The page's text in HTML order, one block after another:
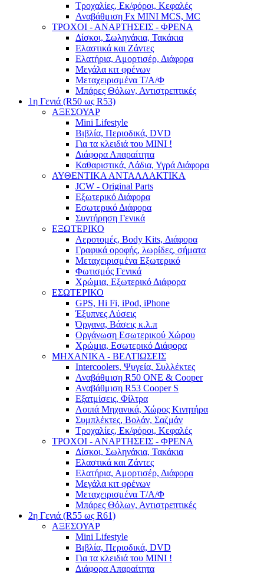
Τροχαλίες, Εκ/φόροι, Κεφαλές
Αναβάθμιση Fx MINI MCS, MC
ΤΡΟΧΟΙ - ΑΝΑΡΤΗΣΕΙΣ - ΦΡΕΝΑ
Δίσκοι, Σωληνάκια, Τακάκια
Ελαστικά και Ζάντες
Ελατήρια, Αμορτισέρ, Διάφορα
Μεγάλα κιτ φρένων
Μεταχειρισμένα Τ/Α/Φ
Μπάρες Θόλων, Αντιστρεπτικές
1η Γενιά (R50 ως R53)
ΑΞΕΣΟΥΑΡ
Mini Lifestyle
Βιβλία, Περιοδικά, DVD
Για τα κλειδιά του MINI !
Διάφορα Απαραίτητα
Καθαριστικά, Λάδια, Υγρά Διάφορα
ΑΥΘΕΝΤΙΚΑ ΑΝΤΑΛΛΑΚΤΙΚΑ
JCW - Original Parts
Εξωτερικό Διάφορα
Εσωτερικό Διάφορα
Συντήρηση Γενικά
ΕΞΩΤΕΡΙΚΟ
Αεροτομές, Body Kits, Διάφορα
Γραφικά οροφής, λωρίδες, σήματα
Μεταχειρισμένα Εξωτερικό
Φωτισμός Γενικά
Χρώμια, Εξωτερικό Διάφορα
ΕΣΩΤΕΡΙΚΟ
GPS, Hi Fi, iPod, iPhone
Έξυπνες Λύσεις
Όργανα, Βάσεις κ.λ.π
Οργάνωση Εσωτερικού Χώρου
Χρώμια, Εσωτερικό Διάφορα
ΜΗΧΑΝΙΚΑ - ΒΕΛΤΙΩΣΕΙΣ
Intercoolers, Ψυγεία, Συλλέκτες
Αναβάθμιση R50 ONE & Cooper
Αναβάθμιση R53 Cooper S
Εξατμίσεις, Φίλτρα
Λοιπά Μηχανικά, Χώρος Κινητήρα
Συμπλέκτες, Βολάν, Σαζμάν
Τροχαλίες, Εκ/φόροι, Κεφαλές
ΤΡΟΧΟΙ - ΑΝΑΡΤΗΣΕΙΣ - ΦΡΕΝΑ
Δίσκοι, Σωληνάκια, Τακάκια
Ελαστικά και Ζάντες
Ελατήρια, Αμορτισέρ, Διάφορα
Μεγάλα κιτ φρένων
Μεταχειρισμένα Τ/Α/Φ
Μπάρες Θόλων, Αντιστρεπτικές
2η Γενιά (R55 ως R61)
ΑΞΕΣΟΥΑΡ
Mini Lifestyle
Βιβλία, Περιοδικά, DVD
Για τα κλειδιά του MINI !
Διάφορα Απαραίτητα